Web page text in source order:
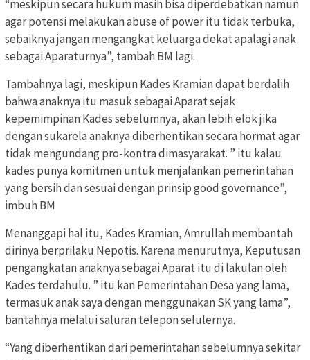
“meskipun secara hukum masih bisa diperdebatkan namun
agar potensi melakukan abuse of power itu tidak terbuka,
sebaiknya jangan mengangkat keluarga dekat apalagi anak
sebagai Aparaturnya”, tambah BM lagi.
Tambahnya lagi, meskipun Kades Kramian dapat berdalih
bahwa anaknya itu masuk sebagai Aparat sejak
kepemimpinan Kades sebelumnya, akan lebih elok jika
dengan sukarela anaknya diberhentikan secara hormat agar
tidak mengundang pro-kontra dimasyarakat. ” itu kalau
kades punya komitmen untuk menjalankan pemerintahan
yang bersih dan sesuai dengan prinsip good governance”,
imbuh BM
Menanggapi hal itu, Kades Kramian, Amrullah membantah
dirinya berprilaku Nepotis. Karena menurutnya, Keputusan
pengangkatan anaknya sebagai Aparat itu di lakulan oleh
Kades terdahulu. ” itu kan Pemerintahan Desa yang lama,
termasuk anak saya dengan menggunakan SK yang lama”,
bantahnya melalui saluran telepon selulernya.
“Yang diberhentikan dari pemerintahan sebelumnya sekitar